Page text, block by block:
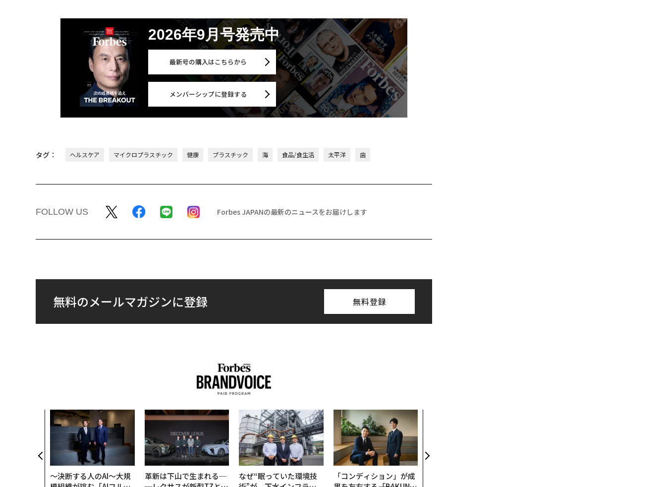
2026年9月号発売中
最新号の購入はこちらから
メンバーシップに登録する
タグ： ヘルスケア マイクロプラスチック 健康 プラスチック 海 食品/食生活 太平洋 歯
FOLLOW US Forbes JAPANの最新のニュースをお届けします
無料のメールマガジンに登録 無料登録
〜決断する人のAI〜大規
革新は下山で生まれる─
なぜ“眠っていた環境技
「コンディション」が成
×PwC】